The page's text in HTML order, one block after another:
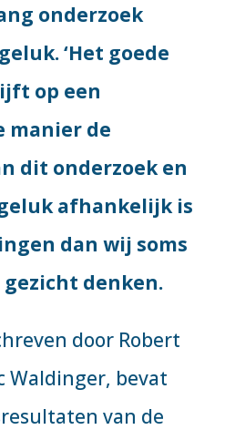
onderzoek
‘Het goede
op een
manier de
dit onderzoek en
afhankelijk is
dan wij soms
denken.
door Robert
Waldinger, bevat
van de